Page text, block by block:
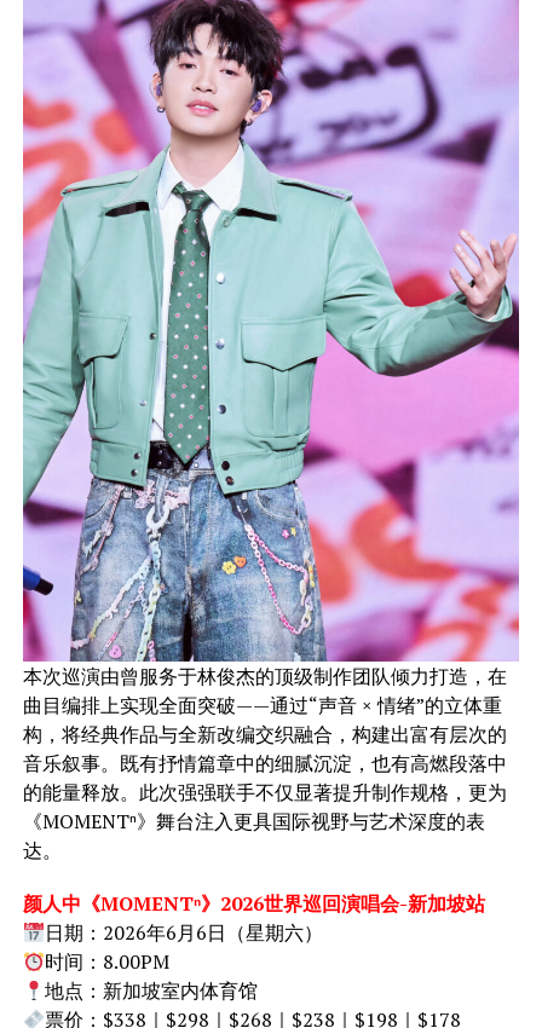
本次巡演由曾服务于林俊杰的顶级制作团队倾力打造，在
曲目编排上实现全面突破——通过“声音 × 情绪”的立体重
构，将经典作品与全新改编交织融合，构建出富有层次的
音乐叙事。既有抒情篇章中的细腻沉淀，也有高燃段落中
的能量释放。此次强强联手不仅显著提升制作规格，更为
《MOMENTⁿ》舞台注入更具国际视野与艺术深度的表
达。
颜人中《MOMENTⁿ》2026世界巡回演唱会-新加坡站
日期：2026年6月6日（星期六）
时间：8.00PM
地点：新加坡室内体育馆
票价：$338｜$298｜$268｜$238｜$198｜$178